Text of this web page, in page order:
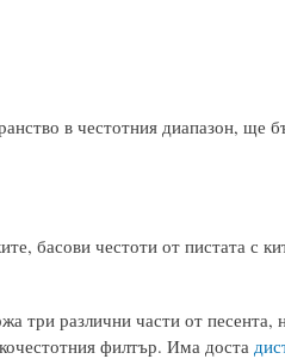
в честотния диапазон, ще
басови честоти от пистата с
три различни части от песента,
филтър. Има доста